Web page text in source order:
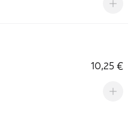
10,25 €